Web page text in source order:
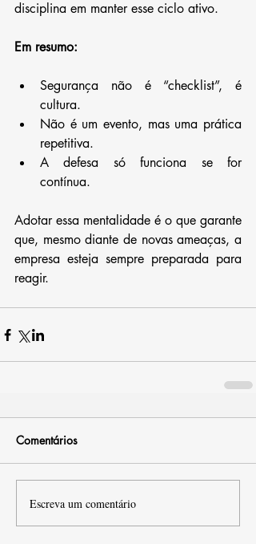
disciplina em manter esse ciclo ativo.
Em resumo:
Segurança não é “checklist”, é
cultura.
Não é um evento, mas uma prática
repetitiva.
A defesa só funciona se for
contínua.
Adotar essa mentalidade é o que garante
que, mesmo diante de novas ameaças, a
empresa esteja sempre preparada para
reagir.
Comentários
Escreva um comentário